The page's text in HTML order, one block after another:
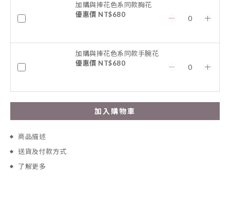
加購與捧花色系同款胸花
優惠價 NT$680
加購與捧花色系同款手腕花
優惠價 NT$680
加入購物車
商品描述
送貨及付款方式
了解更多